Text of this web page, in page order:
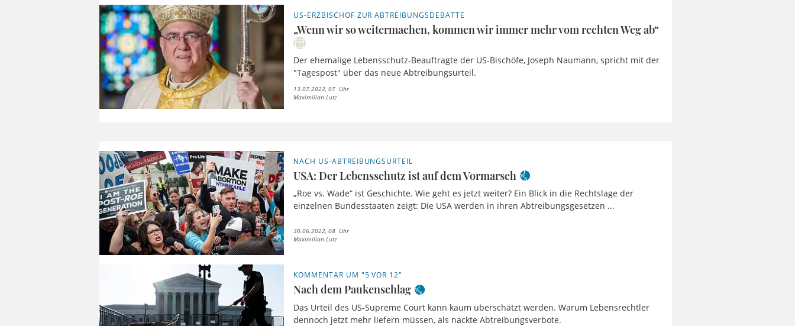
US-ERZBISCHOF ZUR ABTREIBUNGSDEBATTE
„Wenn wir so weitermachen, kommen wir immer mehr vom rechten Weg ab“
Der ehemalige Lebensschutz-Beauftragte der US-Bischöfe, Joseph Naumann, spricht mit der
"Tagespost" über das neue Abtreibungsurteil.
13.07.2022, 07 Uhr
Maximilian Lutz
NACH US-ABTREIBUNGSURTEIL
USA: Der Lebensschutz ist auf dem Vormarsch
„Roe vs. Wade“ ist Geschichte. Wie geht es jetzt weiter? Ein Blick in die Rechtslage der
einzelnen Bundesstaaten zeigt: Die USA werden in ihren Abtreibungsgesetzen ...
30.06.2022, 08 Uhr
Maximilian Lutz
KOMMENTAR UM "5 VOR 12"
Nach dem Paukenschlag
Das Urteil des US-Supreme Court kann kaum überschätzt werden. Warum Lebensrechtler
dennoch jetzt mehr liefern müssen, als nackte Abtreibungsverbote.